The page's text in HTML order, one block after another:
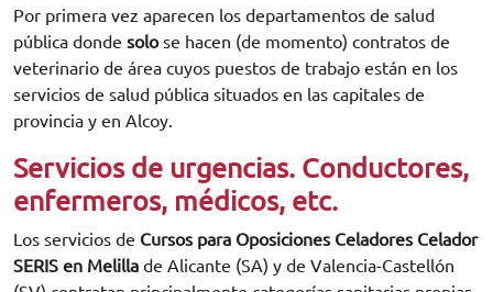
Por primera vez aparecen los departamentos de salud
pública donde solose hacen (de momento) contratos de
veterinario de área cuyos puestos de trabajo están en los
servicios de salud pública situados en las capitales de
provincia y en Alcoy.
Servicios de urgencias. Conductores,
enfermeros, médicos, etc.
Los servicios de Cursos para Oposiciones Celadores Celador
SERIS en Melilla de Alicante (SA) y de Valencia-Castellón